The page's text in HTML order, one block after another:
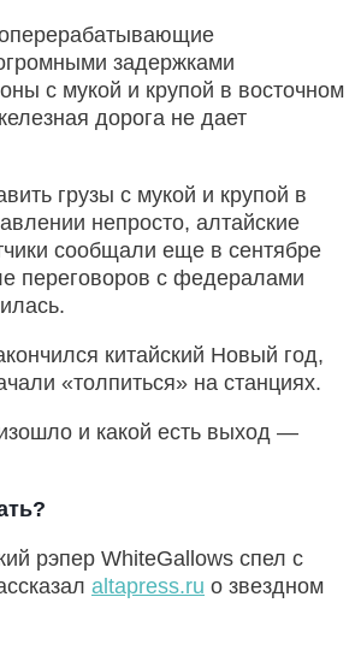
задержками
с мукой и крупой в восточном
дорога не дает
грузы с мукой и крупой в
непросто, алтайские
сообщали еще в сентябре
переговоров с федералами
китайский Новый год,
«толпиться» на станциях.
и какой есть выход —
рэпер WhiteGallows спел с
altapress.ru о звездном